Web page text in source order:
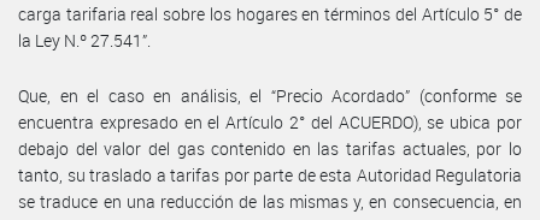
carga tarifaria real sobre los hogares en términos del Artículo 5° de
la Ley N.º 27.541”.
Que, en el caso en análisis, el “Precio Acordado” (conforme se
encuentra expresado en el Artículo 2° del ACUERDO), se ubica por
debajo del valor del gas contenido en las tarifas actuales, por lo
tanto, su traslado a tarifas por parte de esta Autoridad Regulatoria
se traduce en una reducción de las mismas y, en consecuencia, en